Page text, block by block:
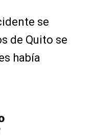
se
de Quito se
había